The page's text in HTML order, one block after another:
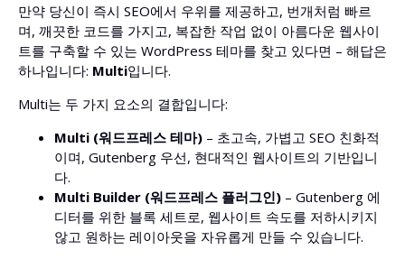
만약 당신이 즉시 SEO에서 우위를 제공하고, 번개처럼 빠르
며, 깨끗한 코드를 가지고, 복잡한 작업 없이 아름다운 웹사이
트를 구축할 수 있는 WordPress 테마를 찾고 있다면 – 해답은
하나입니다: Multi입니다.
Multi는 두 가지 요소의 결합입니다:
Multi (워드프레스 테마) – 초고속, 가볍고 SEO 친화적
이며, Gutenberg 우선, 현대적인 웹사이트의 기반입니
다.
Multi Builder (워드프레스 플러그인) – Gutenberg 에
디터를 위한 블록 세트로, 웹사이트 속도를 저하시키지
않고 원하는 레이아웃을 자유롭게 만들 수 있습니다.